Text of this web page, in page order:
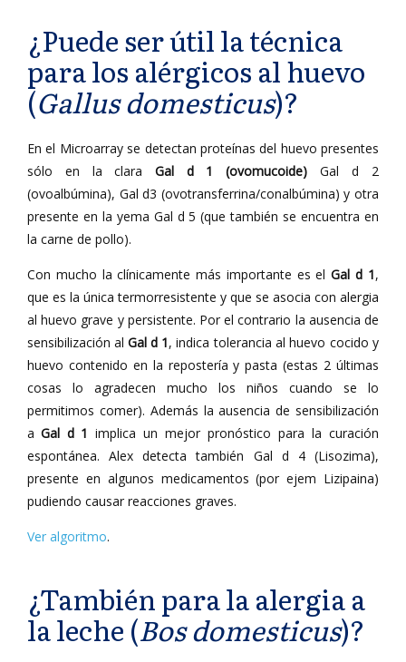
¿Puede ser útil la técnica
para los alérgicos al huevo
(Gallus domesticus)?
En el Microarray se detectan proteínas del huevo presentes
sólo en la clara Gal d 1 (ovomucoide) Gal d 2
(ovoalbúmina), Gal d3 (ovotransferrina/conalbúmina) y otra
presente en la yema Gal d 5 (que también se encuentra en
la carne de pollo).
Con mucho la clínicamente más importante es el Gal d 1,
que es la única termorresistente y que se asocia con alergia
al huevo grave y persistente. Por el contrario la ausencia de
sensibilización al Gal d 1, indica tolerancia al huevo cocido y
huevo contenido en la repostería y pasta (estas 2 últimas
cosas lo agradecen mucho los niños cuando se lo
permitimos comer). Además la ausencia de sensibilización
a Gal d 1 implica un mejor pronóstico para la curación
espontánea. Alex detecta también Gal d 4 (Lisozima),
presente en algunos medicamentos (por ejem Lizipaina)
pudiendo causar reacciones graves.
Ver algoritmo.
¿También para la alergia a
la leche (Bos domesticus)?